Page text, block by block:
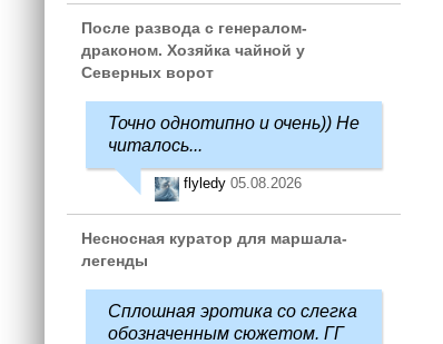
После развода с генералом-
драконом. Хозяйка чайной у
Северных ворот
Точно однотипно и очень)) Не
читалось...
flyledy 05.08.2026
Несносная куратор для маршала-
легенды
Сплошная эротика со слегка
обозначенным сюжетом. ГГ